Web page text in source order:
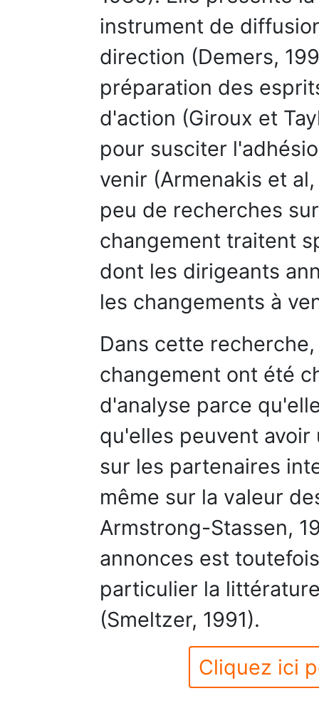
instrument de
direction (Demers,
préparation des
d'action (Giroux et
pour susciter
venir (Armenakis et
peu de recherches
changement traitent
dont les dirigeants
les changements à
Dans cette
changement ont été
d'analyse parce
qu'elles peuvent
sur les partenaires
même sur la valeur
Armstrong-Stassen,
annonces est
particulier la
(Smeltzer, 1991).
Cliquez ici